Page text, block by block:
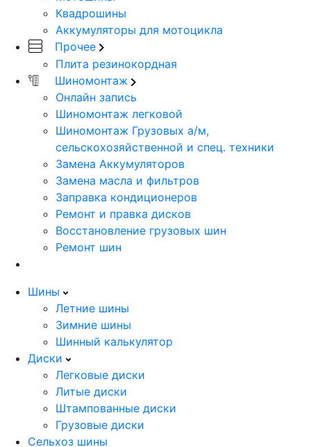
Квадрошины
Аккумуляторы для мотоцикла
Прочее
Плита резинокордная
Шиномонтаж
Онлайн запись
Шиномонтаж легковой
Шиномонтаж Грузовых а/м,
сельскохозяйственной и спец. техники
Замена Аккумуляторов
Замена масла и фильтров
Заправка кондиционеров
Ремонт и правка дисков
Восстановление грузовых шин
Ремонт шин
Шины
Летние шины
Зимние шины
Шинный калькулятор
Диски
Легковые диски
Литые диски
Штампованные диски
Грузовые диски
Сельхоз шины